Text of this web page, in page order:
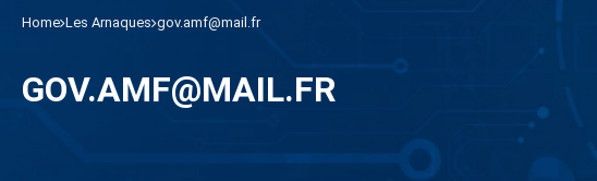
Home Les Arnaques gov.amf@mail.fr
GOV.AMF@MAIL.FR